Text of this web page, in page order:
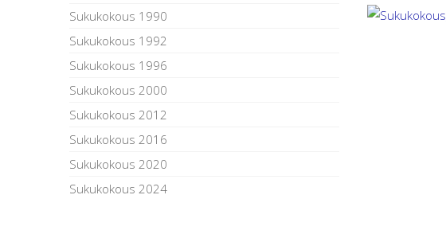
Sukukokous 1990
Sukukokous 1992
Sukukokous 1996
Sukukokous 2000
Sukukokous 2012
Sukukokous 2016
Sukukokous 2020
Sukukokous 2024